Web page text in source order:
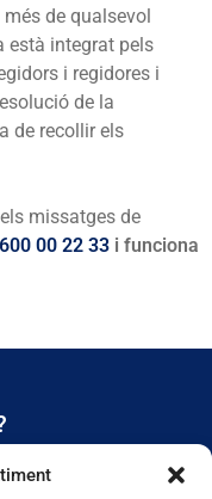
de qualsevol
està integrat pels
i regidores i
de la
de recollir els
missatges de
600 00 22 33 i funciona